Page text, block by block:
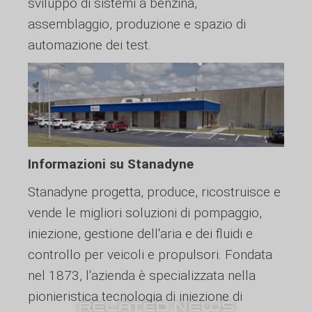
assemblaggio, produzione e spazio di
automazione dei test.
Informazioni su Stanadyne
Stanadyne progetta, produce, ricostruisce e
vende le migliori soluzioni di pompaggio,
iniezione, gestione dell'aria e dei fluidi e
controllo per veicoli e propulsori. Fondata
nel 1873, l'azienda è specializzata nella
pionieristica tecnologia di iniezione di
RELATED NEWS